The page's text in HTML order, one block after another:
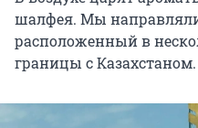
шалфея. Мы
расположенный в
границы с Казахстаном.